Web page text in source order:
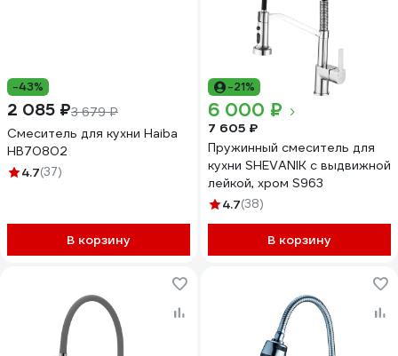
-43%
2 085 ₽3 679 ₽
Смеситель для кухни Haiba
HB70802
4.7(37)
В корзину
-21%
6 000 ₽
7 605 ₽
Пружинный смеситель для
кухни SHEVANIK с выдвижной
лейкой, хром S963
4.7(38)
В корзину